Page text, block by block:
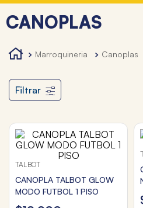
CANOPLAS
marroquineria canoplas
Filtrar
TALBOT
CANOPLA TALBOT GLOW
MODO FUTBOL 1 PISO
1.
hot wheels
3.
4. marcadores